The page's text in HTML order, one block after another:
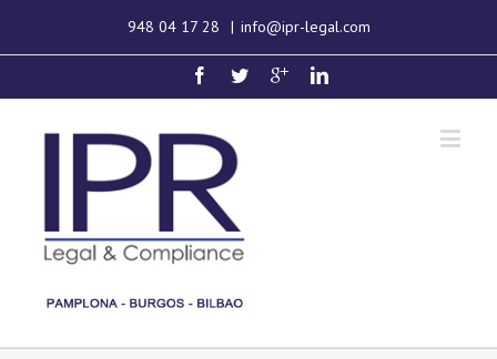
948 04 17 28 | info@ipr-legal.com